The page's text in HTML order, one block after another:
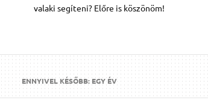
valaki segíteni? Előre is köszönöm!
ENNYIVEL KÉSŐBB:EGY ÉV